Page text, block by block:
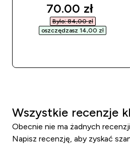
discounted
70.00 zł‎
Było: 84,00 zł‎
oszczędzasz 14,00 zł‎
Wszystkie recenzje
Obecnie nie ma żadnych recenzji.
Napisz recenzję, aby zyskać